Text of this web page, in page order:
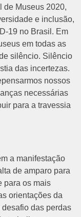
de Museus 2020,
e inclusão,
19 no Brasil. Em
em todas as
silêncio. Silêncio
das incertezas.
nossos
necessárias
para a travessia
a manifestação
de amparo para
para os mais
orientações da
das perdas